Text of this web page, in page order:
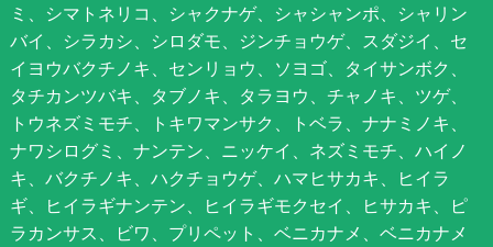
ミ、シマトネリコ、シャクナゲ、シャシャンポ、シャリン
バイ、シラカシ、シロダモ、ジンチョウゲ、スダジイ、セ
イヨウバクチノキ、センリョウ、ソヨゴ、タイサンボク、
タチカンツバキ、タブノキ、タラヨウ、チャノキ、ツゲ、
トウネズミモチ、トキワマンサク、トベラ、ナナミノキ、
ナワシログミ、ナンテン、ニッケイ、ネズミモチ、ハイノ
キ、バクチノキ、ハクチョウゲ、ハマヒサカキ、ヒイラ
ギ、ヒイラギナンテン、ヒイラギモクセイ、ヒサカキ、ピ
ラカンサス、ビワ、プリペット、ベニカナメ、ベニカナメ